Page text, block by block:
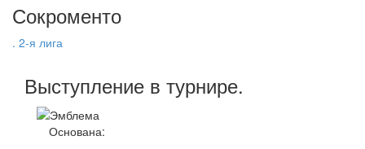
Сокроменто
. 2-я лига
Выступление в турнире.
Основана: